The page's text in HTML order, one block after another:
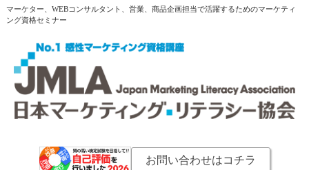
マーケター、WEBコンサルタント、営業、商品企画担当で活躍するためのマーケティ
ング資格セミナー
お問い合わせはコチラ